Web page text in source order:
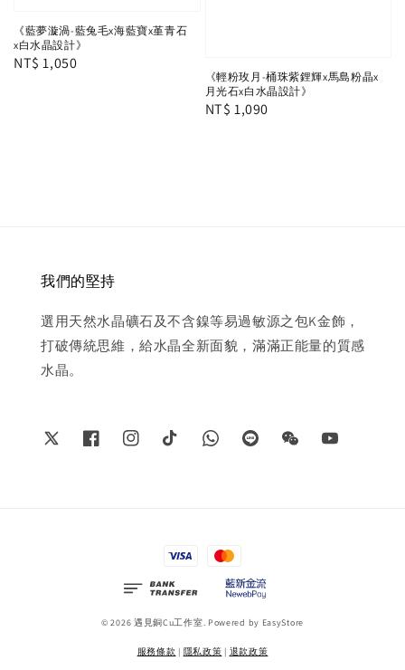
《藍夢漩渦-藍兔毛x海藍寶x堇青石
x白水晶設計》
Regular
NT$ 1,050
《輕粉玫月-桶珠紫鋰輝x馬島粉晶x
月光石x白水晶設計》
Regular
NT$ 1,090
我們的堅持
選用天然水晶礦石及不含鎳等易過敏源之包K金飾，
打破傳統思維，給水晶全新面貌，滿滿正能量的質感
水晶。
© 2026 遇見銅Cu工作室. Powered by EasyStore
服務條款 | 隱私政策 | 退款政策